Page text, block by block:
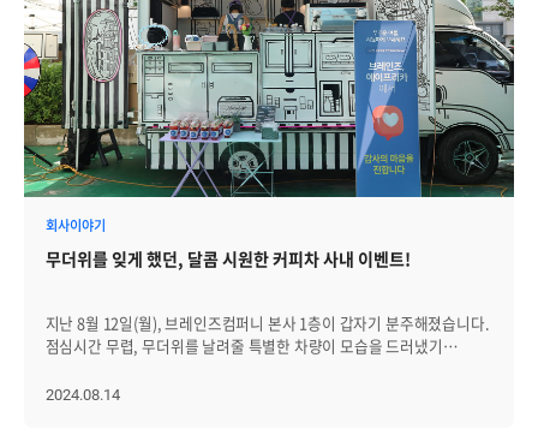
알차고 맛있었습니다. 무엇보다 선근님이 한명 한명에게 직접
나눠주셨던 순간이 가장 기억에 남을 것 같습니다" "커피차 이벤트가
있을 때마다 단순히 음료나 간식을 받는 걸 넘어, 구성원을 아끼는
마음이 느껴져서 좋습니다. 바쁜 하루 중에 잠시라도 웃고 이야기 나눌
수 있는 시간이 되어 늘 감사하게 생각합니다" 몇몇 구성원의 후기처럼,
이번 이벤트를 통해 따뜻한 마음이 전해짐과 동시에, 서로 자연스럽게
이야기를 나누고 웃을 수 있었습니다. 이번 이벤트를 직접 기획하고
현장에서 구성원들과 함께했던 선근 님은, "매년 성장하는 구성원들
전하고자 준비한 이벤트를 통해 조금이나마 진심이 전해졌기를
바랍니다. 앞으로도 모든 구성원이 만족하고 즐겁게 함께할 수 있는
브레인즈컴퍼니를 만들어가기 위해 꾸준히 노력하겠습니다"고 소감을
브레인즈컴퍼니는 이렇게 모든 구성원이 서로를 응원하며, 즐겁게
일하고 함께 성장하는 문화를 지속해서 만들어갈 예정입니다.
마련되었는데요. 샌드위치는 사진에서 볼 수 있는 것처럼 햄, 계란,
신선한 야채 등으로 속을 가득 채워 한 끼 식사로도 부족함이
없었습니다. 그리고 이번 커피차에는 또 하나의 특별한 메뉴가
있었습니다. 겨울 하면 떠오르는 대표 간식, 붕어빵이었는데요. 갓 구워
따뜻함이 그대로 전해지는 붕어빵은 단팥과 슈크림 두 가지 맛으로
제공되어 구성원들의 입맛을 사로잡았습니다. 곳곳에서 "붕어빵 정말
맛있어요!"라는 소감도 이어졌습니다. 음료 메뉴도 놓칠 수 없겠죠. 지난
이벤트에서 이미 맛이 증명된 커피와 에이드류는 물론 이번에는
딸기라떼와 윈터뱅쇼, 캐모마일, 허니 유자 티 등 새로운 메뉴들이
추가되어 선택의 폭이 한층 넓어졌습니다. 특히 쌀쌀해진 날씨 때문인지
끌었고, 신메뉴로 선보인 딸기라떼 역시 큰 사랑을 받았습니다. │
커피차 앞으로 모였습니다. 차례를 기다리는 동안 동료들과 담소를
나누는 사이, 커피차 주변은 따뜻한 분위기로 가득 찼습니다. "정말 수고
많아요! 이거 드시고 같이 힘냅시다!" 이번 이벤트에도 선근 님께서 직접
응원과 격려의 말을 전해주셨습니다. 선근 님의 정성과 세심한 배려
회사이야기
무더위를 잊게 했던, 달콤 시원한 커피차 사내 이벤트!
지난 8월 12일(월), 브레인즈컴퍼니 본사 1층이 갑자기 분주해졌습니다.
점심시간 무렵, 무더위를 날려줄 특별한 차량이 모습을 드러냈기
근로자의 날 이벤트에 이어서 브레인즈 그룹의 대표인 선근님께서
2024.08.14